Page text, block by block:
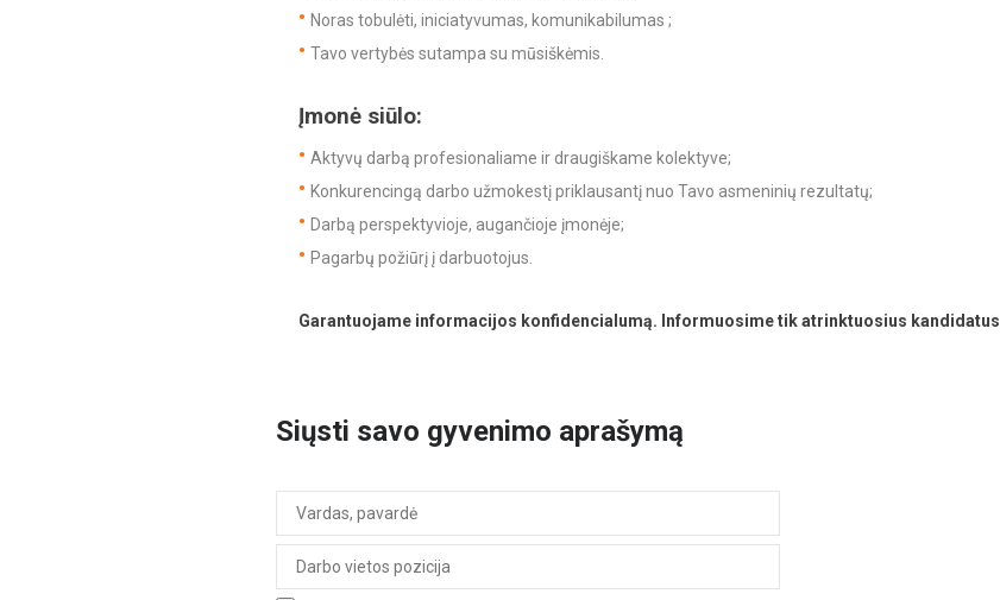
Noras tobulėti, iniciatyvumas, komunikabilumas ;
Tavo vertybės sutampa su mūsiškėmis.
Įmonė siūlo:
Aktyvų darbą profesionaliame ir draugiškame kolektyve;
Konkurencingą darbo užmokestį priklausantį nuo Tavo asmeninių rezultatų;
Darbą perspektyvioje, augančioje įmonėje;
Pagarbų požiūrį į darbuotojus.
Garantuojame informacijos konfidencialumą. Informuosime tik atrinktuosius kandidatus
Siųsti savo gyvenimo aprašymą